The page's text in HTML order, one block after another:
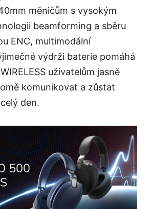
měničům s vysokým
beamforming a sběru
ENC, multimodální
výdrži baterie pomáhá
uživatelům jasně
komunikovat a zůstat
den.